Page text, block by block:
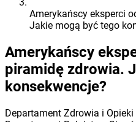
Amerykańscy eksperci
Jakie mogą być tego
Amerykańscy
piramidę zdrowia.
konsekwencje?
Departament Zdrowia i Opieki